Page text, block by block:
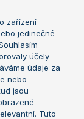
zařízení
jedinečné
účely
údaje za
nebo
jsou
Tuto